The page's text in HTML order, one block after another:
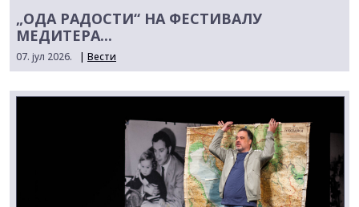
„ОДА РАДОСТИ“ НА ФЕСТИВАЛУ
МЕДИТЕРА...
07. јул 2026. | Вести